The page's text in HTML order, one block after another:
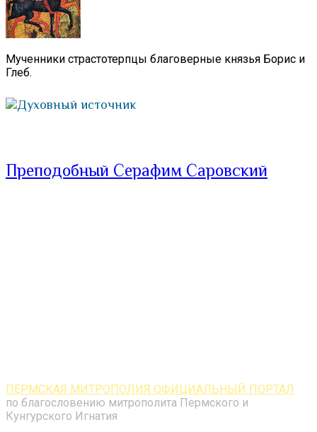
Мученники страстотерпцы благоверные князья Борис и
Глеб.
Духовный источник
Преподобный Серафим Саровский
ПЕРМСКАЯ МИТРОПОЛИЯ ОФИЦИАЛЬНЫЙ ПОРТАЛ
по благословению митрополита Пермского и
Кунгурского Игнатия